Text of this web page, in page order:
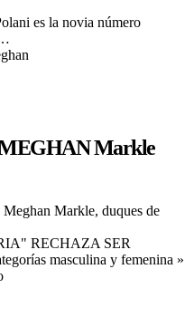
es la novia número
MEGHAN Markle
Markle, duques de